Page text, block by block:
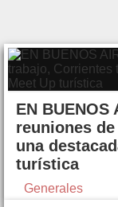
EN BUENOS
reuniones
una
turística
Generales